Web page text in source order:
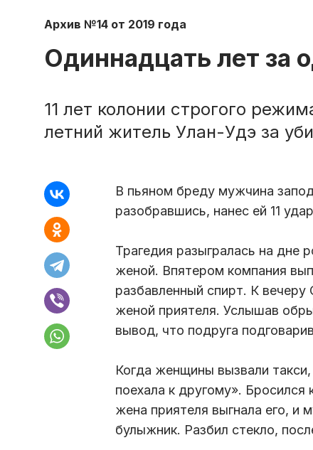
Архив №14 от 2019 года
Одиннадцать лет за
11 лет колонии строгого
летний житель Улан-Удэ за
В пьяном бреду мужчина
разобравшись, нанес ей 11
Трагедия разыгралась на дне
женой. Впятером компания
разбавленный спирт. К
женой приятеля. Услышав
вывод, что подруга
Когда женщины вызвали
поехала к другому». Бросился
жена приятеля выгнала его, и
булыжник. Разбил стекло,